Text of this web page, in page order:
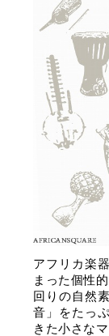
アフリカ楽
まった個性
回りの自然
音」をたっ
きた小さな